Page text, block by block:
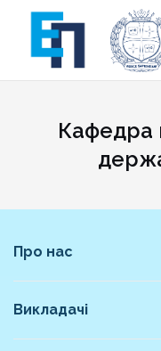
content
Кафедра
Про нас
Викладачі